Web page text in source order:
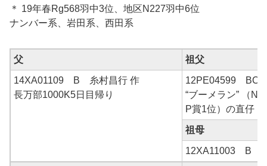
＊ 19年春Rg568羽中3位、地区N227羽中6位
ナンバー系、岩田系、西田系
父 祖父
14XA01109 B 糸村昌行 作
長万部1000K5日目帰り
12PE04599 BC
“ブーメラン” （
P賞1位）の直仔
祖母
12XA11003 B